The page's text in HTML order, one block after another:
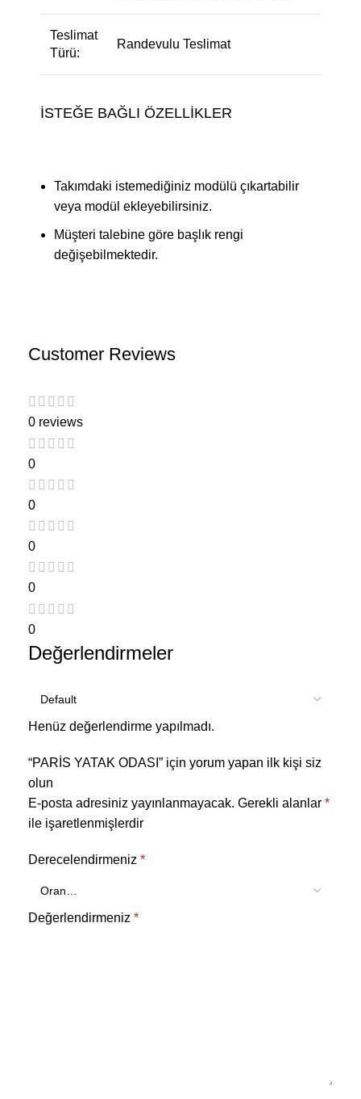
Teslimat
Türü:
Randevulu Teslimat
İSTEĞE BAĞLI ÖZELLİKLER
Takımdaki istemediğiniz modülü çıkartabilir
veya modül ekleyebilirsiniz.
Müşteri talebine göre başlık rengi
değişebilmektedir.
Customer Reviews
0 reviews
0
0
0
0
0
Değerlendirmeler
Henüz değerlendirme yapılmadı.
“PARİS YATAK ODASI” için yorum yapan ilk kişi siz
olun
E-posta adresiniz yayınlanmayacak. Gerekli alanlar *
ile işaretlenmişlerdir
Derecelendirmeniz *
Değerlendirmeniz *